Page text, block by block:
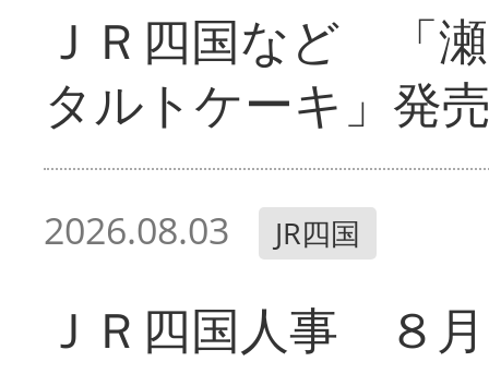
ＪＲ四国など 「
タルトケーキ」発
2026.08.03 JR四国
ＪＲ四国人事 ８